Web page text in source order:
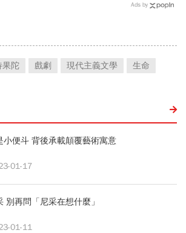
Ads by
果陀 戲劇 現代主義文學 生命
小便斗 背後承載顛覆藝術寓意
01-17
別再問「尼采在想什麼」
01-11